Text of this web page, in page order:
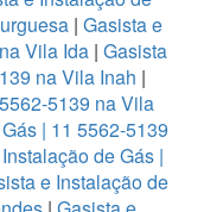
| Gasista e
Vila Ida| Gasista
na Vila Inah |
5139 na Vila
| 11 5562-5139
de Gás |
e Instalação de